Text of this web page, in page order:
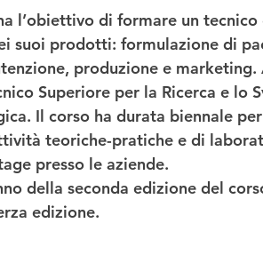
l’obiettivo di formare un tecnico
suoi prodotti: formulazione di
produzione e
Superiore per la Ricerca e lo
Il corso ha durata biennale
teoriche-pratiche e di
presso le aziende.
della seconda edizione del
edizione.